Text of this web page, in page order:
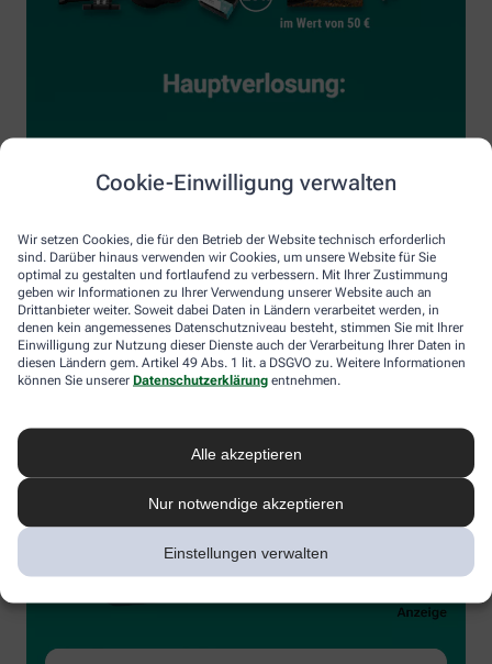
Cookie-Einwilligung verwalten
Wir setzen Cookies, die für den Betrieb der Website technisch erforderlich
sind. Darüber hinaus verwenden wir Cookies, um unsere Website für Sie
optimal zu gestalten und fortlaufend zu verbessern. Mit Ihrer Zustimmung
geben wir Informationen zu Ihrer Verwendung unserer Website auch an
Drittanbieter weiter. Soweit dabei Daten in Ländern verarbeitet werden, in
denen kein angemessenes Datenschutzniveau besteht, stimmen Sie mit Ihrer
Einwilligung zur Nutzung dieser Dienste auch der Verarbeitung Ihrer Daten in
diesen Ländern gem. Artikel 49 Abs. 1 lit. a DSGVO zu. Weitere Informationen
können Sie unserer Datenschutzerklärung entnehmen.
Alle akzeptieren
Nur notwendige akzeptieren
Einstellungen verwalten